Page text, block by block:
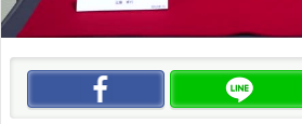
この動画をいいね！